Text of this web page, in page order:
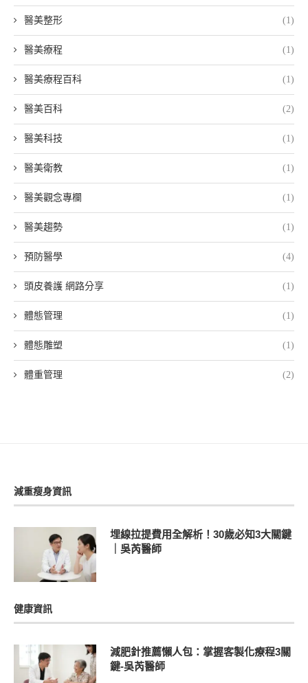
醫美整形 (1)
醫美療程 (1)
醫美療程百科 (1)
醫美百科 (2)
醫美科技 (1)
醫美衛教 (1)
醫美觀念專欄 (1)
醫美趨勢 (1)
預防醫學 (4)
頭皮養護 網路分享 (1)
體態管理 (1)
體態雕塑 (1)
體重管理 (2)
減重瘦身資訊
埋線拉提費用全解析！30歲必知3大關鍵
｜吳芮醫師
健康資訊
減肥針推薦懶人包：掌握客製化療程3關
鍵-吳芮醫師